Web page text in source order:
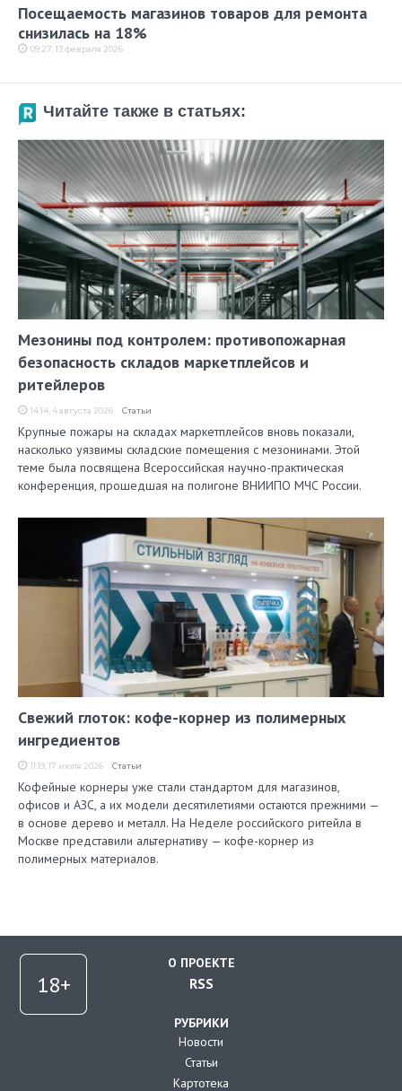
Посещаемость магазинов товаров для ремонта
снизилась на 18%
09:27, 13 февраля 2026
Читайте также в статьях:
Мезонины под контролем: противопожарная
безопасность складов маркетплейсов и
ритейлеров
14:14, 4 августа 2026 Статьи
Крупные пожары на складах маркетплейсов вновь показали,
насколько уязвимы складские помещения с мезонинами. Этой
теме была посвящена Всероссийская научно-практическая
конференция, прошедшая на полигоне ВНИИПО МЧС России.
Свежий глоток: кофе-корнер из полимерных
ингредиентов
11:19, 17 июля 2026 Статьи
Кофейные корнеры уже стали стандартом для магазинов,
офисов и АЗС, а их модели десятилетиями остаются прежними —
в основе дерево и металл. На Неделе российского ритейла в
Москве представили альтернативу — кофе-корнер из
полимерных материалов.
О ПРОЕКТЕ
RSS
РУБРИКИ
Новости
Статьи
Картотека